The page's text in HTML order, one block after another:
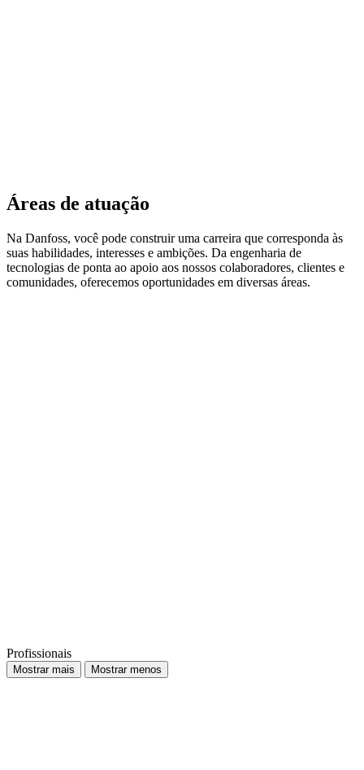
Áreas de atuação
Na Danfoss, você pode construir uma carreira que corresponda às
suas habilidades, interesses e ambições. Da engenharia de
tecnologias de ponta ao apoio aos nossos colaboradores, clientes e
comunidades, oferecemos oportunidades em diversas áreas.
Profissionais
Mostrar mais Mostrar menos